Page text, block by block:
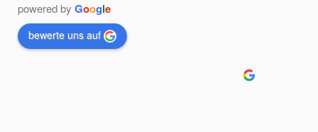
powered by Google
bewerte uns auf